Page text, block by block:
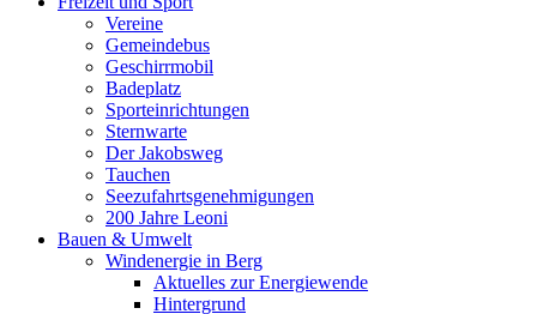
Vereine
Gemeindebus
Geschirrmobil
Badeplatz
Sporteinrichtungen
Sternwarte
Der Jakobsweg
Tauchen
Seezufahrtsgenehmigungen
200 Jahre Leoni
Bauen & Umwelt
Windenergie in Berg
Aktuelles zur Energiewende
Hintergrund